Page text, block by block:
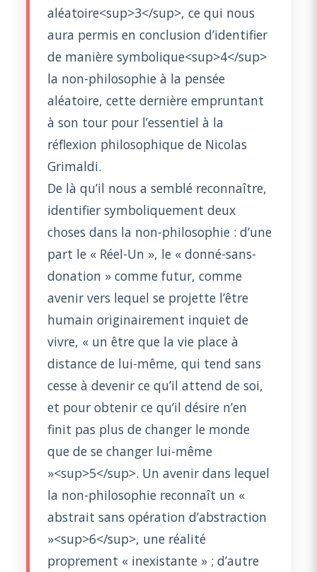
aléatoire<sup>3</sup>, ce qui nous
aura permis en conclusion d’identifier
de manière symbolique<sup>4</sup>
la non-philosophie à la pensée
aléatoire, cette dernière empruntant
à son tour pour l’essentiel à la
réflexion philosophique de Nicolas
Grimaldi.
De là qu’il nous a semblé reconnaître,
identifier symboliquement deux
choses dans la non-philosophie : d’une
part le « Réel-Un », le « donné-sans-
donation » comme futur, comme
avenir vers lequel se projette l’être
humain originairement inquiet de
vivre, « un être que la vie place à
distance de lui-même, qui tend sans
cesse à devenir ce qu’il attend de soi,
et pour obtenir ce qu’il désire n’en
finit pas plus de changer le monde
que de se changer lui-même
»<sup>5</sup>. Un avenir dans lequel
la non-philosophie reconnaît un «
abstrait sans opération d’abstraction
»<sup>6</sup>, une réalité
proprement « inexistante » ; d’autre